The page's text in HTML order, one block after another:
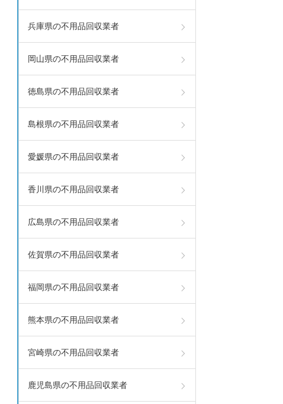
兵庫県の不用品回収業者
岡山県の不用品回収業者
徳島県の不用品回収業者
島根県の不用品回収業者
愛媛県の不用品回収業者
香川県の不用品回収業者
広島県の不用品回収業者
佐賀県の不用品回収業者
福岡県の不用品回収業者
熊本県の不用品回収業者
宮崎県の不用品回収業者
鹿児島県の不用品回収業者